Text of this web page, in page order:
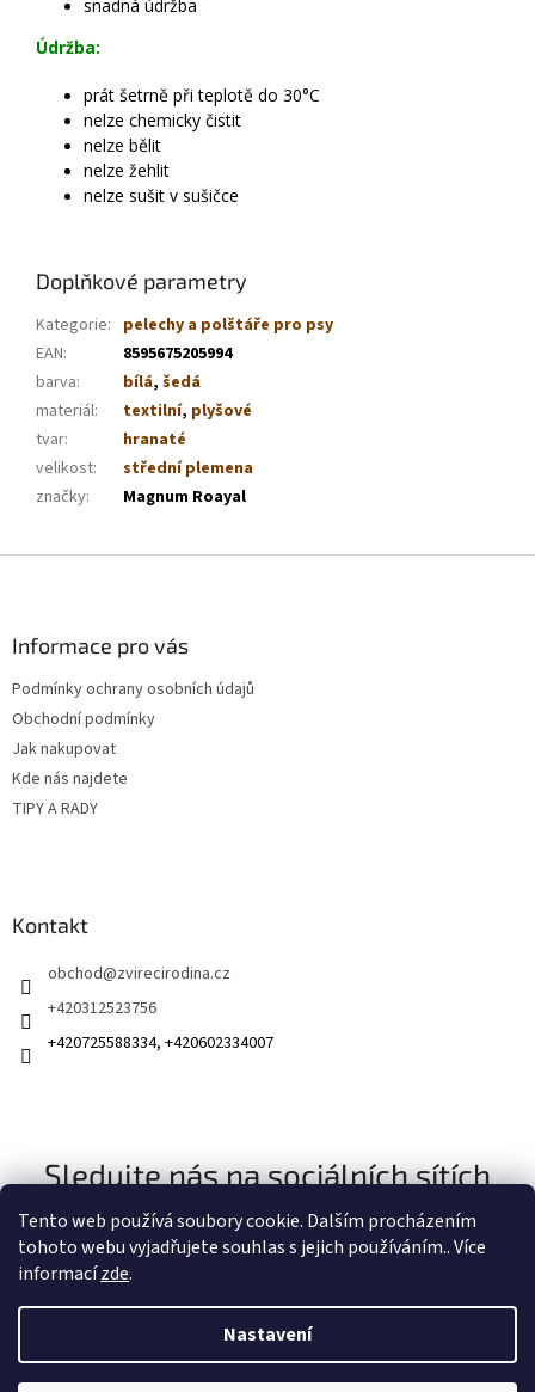
Tento web používá soubory cookie. Dalším procházením
tohoto webu vyjadřujete souhlas s jejich používáním.. Více
informacízde.
Nastavení
snadná údržba
Údržba:
prát šetrně při teplotě do 30°C
nelze chemicky čistit
nelze bělit
nelze žehlit
nelze sušit v sušičce
Doplňkové parametry
Kategorie: pelechy a polštáře pro psy
EAN:
8595675205994
barva: bílá, šedá
materiál: textilní, plyšové
tvar:
hranaté
velikost:
střední plemena
značky: Magnum Roayal
Informace pro vás
Podmínky ochrany osobních údajů
Obchodní podmínky
Jak nakupovat
Kde nás najdete
TIPY A RADY
Kontakt
obchod@zvirecirodina.cz
+420312523756
+420725588334, +420602334007
Sledujte nás na sociálních sítích
Vytvořil Shoptet